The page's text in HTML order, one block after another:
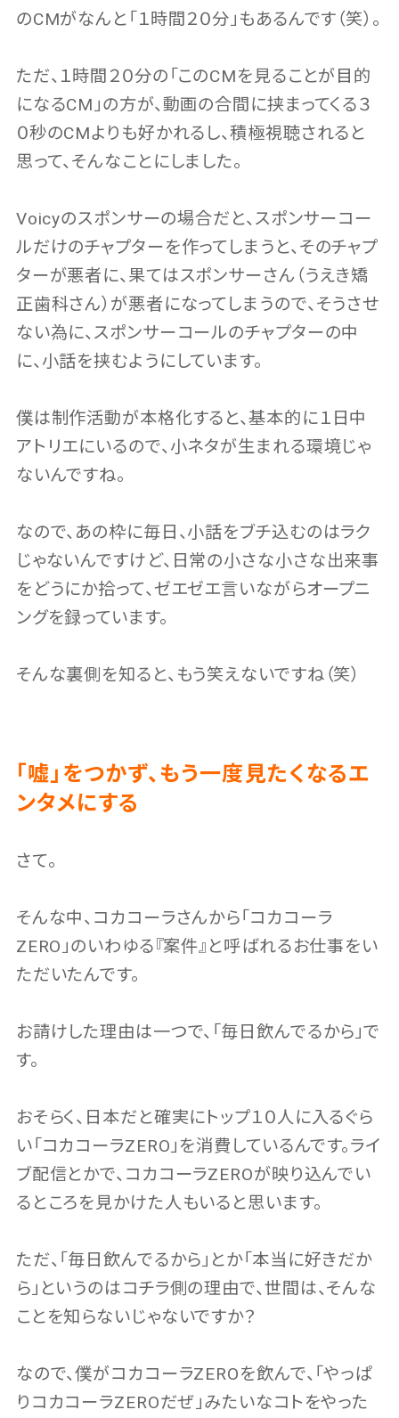
のCMがなんと「１時間２０分」もあるんです（笑）。
ただ、１時間２０分の「このCMを見ることが目的
になるCM」の方が、動画の合間に挟まってくる３
０秒のCMよりも好かれるし、積極視聴されると
思って、そんなことにしました。
Voicyのスポンサーの場合だと、スポンサーコー
ルだけのチャプターを作ってしまうと、そのチャプ
ターが悪者に、果てはスポンサーさん（うえき矯
正歯科さん）が悪者になってしまうので、そうさせ
ない為に、スポンサーコールのチャプターの中
に、小話を挟むようにしています。
僕は制作活動が本格化すると、基本的に１日中
アトリエにいるので、小ネタが生まれる環境じゃ
ないんですね。
なので、あの枠に毎日、小話をブチ込むのはラク
じゃないんですけど、日常の小さな小さな出来事
をどうにか拾って、ゼエゼエ言いながらオープニ
ングを録っています。
そんな裏側を知ると、もう笑えないですね（笑）
「嘘」をつかず、もう一度見たくなるエ
ンタメにする
さて。
そんな中、コカコーラさんから「コカコーラ
ZERO」のいわゆる『案件』と呼ばれるお仕事をい
ただいたんです。
お請けした理由は一つで、「毎日飲んでるから」で
す。
おそらく、日本だと確実にトップ１０人に入るぐら
い「コカコーラZERO」を消費しているんです。ライ
ブ配信とかで、コカコーラZEROが映り込んでい
るところを見かけた人もいると思います。
ただ、「毎日飲んでるから」とか「本当に好きだか
ら」というのはコチラ側の理由で、世間は、そんな
ことを知らないじゃないですか？
なので、僕がコカコーラZEROを飲んで、「やっぱ
りコカコーラZEROだぜ」みたいなコトをやった